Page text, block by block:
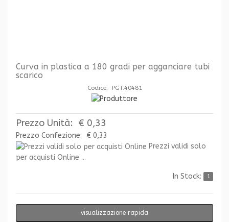
Curva in plastica a 180 gradi per agganciare tubi
scarico
Codice: PGT.40481
Prezzo Unità: € 0,33
Prezzo Confezione:
€ 0,33
Prezzi validi solo
per acquisti Online ...
In Stock: 1
visualizzazione rapida